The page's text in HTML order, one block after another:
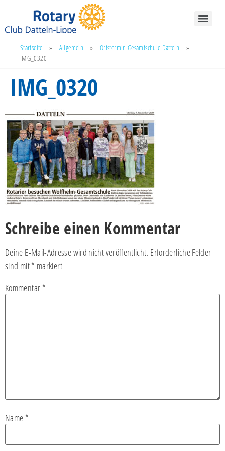
Startseite » Allgemein » Ortstermin Gesamtschule Datteln
»
IMG_0320
IMG_0320
Schreibe einen Kommentar
Deine E-Mail-Adresse wird nicht veröffentlicht. Erforderliche Felder
sind mit* markiert
Kommentar *
Name *